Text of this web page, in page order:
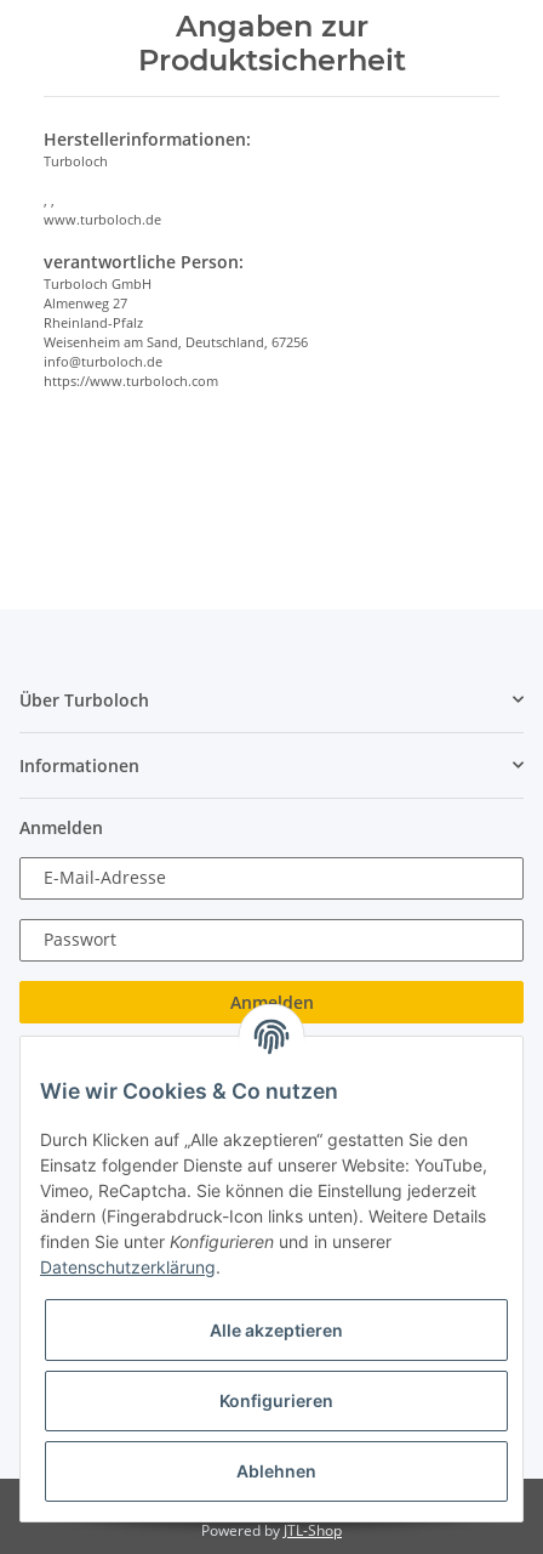
Angaben zur
Produktsicherheit
Herstellerinformationen:
Turboloch
www.turboloch.de
verantwortliche Person:
Turboloch GmbH
Almenweg 27
Rheinland-Pfalz
Weisenheim am Sand, Deutschland, 67256
info@turboloch.de
https://www.turboloch.com
Über Turboloch
Informationen
Anmelden
E-Mail-Adresse
Passwort
Anmelden
Neu hier?Jetzt registrieren!
Turboloch GmbH
Almenweg 27
67256 Weisenheim am Sand
E-Mail: info@turboloch.de
Impressum
* Alle Preise inkl. gesetzlicher USt., zzgl.Versand
© Turboloch GmbH
Powered byJTL-Shop
Wie wir Cookies & Co nutzen
Durch Klicken auf „Alle akzeptieren“ gestatten Sie den
Einsatz folgender Dienste auf unserer Website: YouTube,
Vimeo, ReCaptcha. Sie können die Einstellung jederzeit
ändern (Fingerabdruck-Icon links unten). Weitere Details
finden Sie unter Konfigurieren und in unserer
Datenschutzerklärung.
Alle akzeptieren
Konfigurieren
Ablehnen